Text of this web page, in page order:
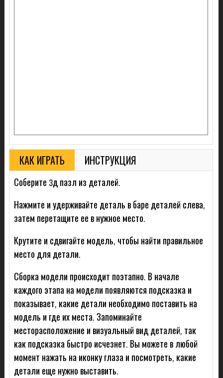
КАК ИГРАТЬ ИНСТРУКЦИЯ
Соберите 3д пазл из деталей.
Нажмите и удерживайте деталь в баре деталей слева,
затем перетащите ее в нужное место.
Крутите и сдвигайте модель, чтобы найти правильное
место для детали.
Сборка модели происходит поэтапно. В начале
каждого этапа на модели появляются подсказка и
показывает, какие детали необходимо поставить на
модель и где их места. Запоминайте
месторасположение и визуальный вид деталей, так
как подсказка быстро исчезнет. Вы можете в любой
момент нажать на иконку глаза и посмотреть, какие
детали еще нужно выставить.